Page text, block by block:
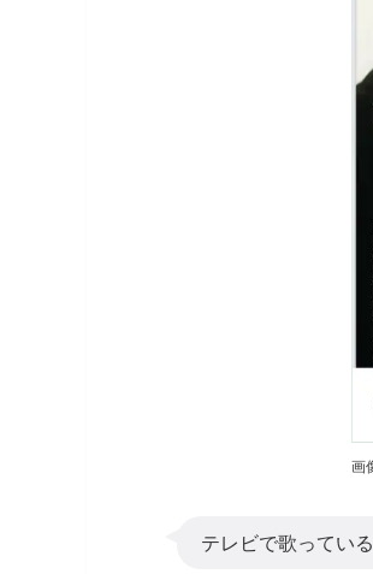
画
テレビで歌ってい